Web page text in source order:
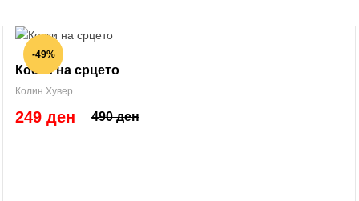
-49%
Коски на срцето
Колин Хувер
490 ден
249 ден